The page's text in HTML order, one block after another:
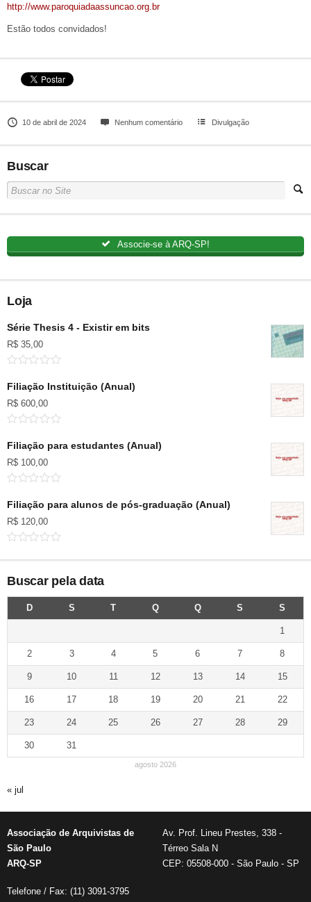
http://www.paroquiadaassuncao.org.br
Estão todos convidados!
10 de abril de 2024 Nenhum comentário Divulgação
Buscar
Associe-se à ARQ-SP!
Loja
Série Thesis 4 - Existir em bits
R$ 35,00
Filiação Instituição (Anual)
R$ 600,00
Filiação para estudantes (Anual)
R$ 100,00
Filiação para alunos de pós-graduação (Anual)
R$ 120,00
Buscar pela data
agosto 2026
D S T Q Q S S
1
2 3 4 5 6 7 8
9 10 11 12 13 14 15
16 17 18 19 20 21 22
23 24 25 26 27 28 29
30 31
« jul
Associação de Arquivistas de
São Paulo
ARQ-SP
Av. Prof. Lineu Prestes, 338 -
Térreo Sala N
CEP: 05508-000 - São Paulo - SP
Telefone / Fax: (11) 3091-3795